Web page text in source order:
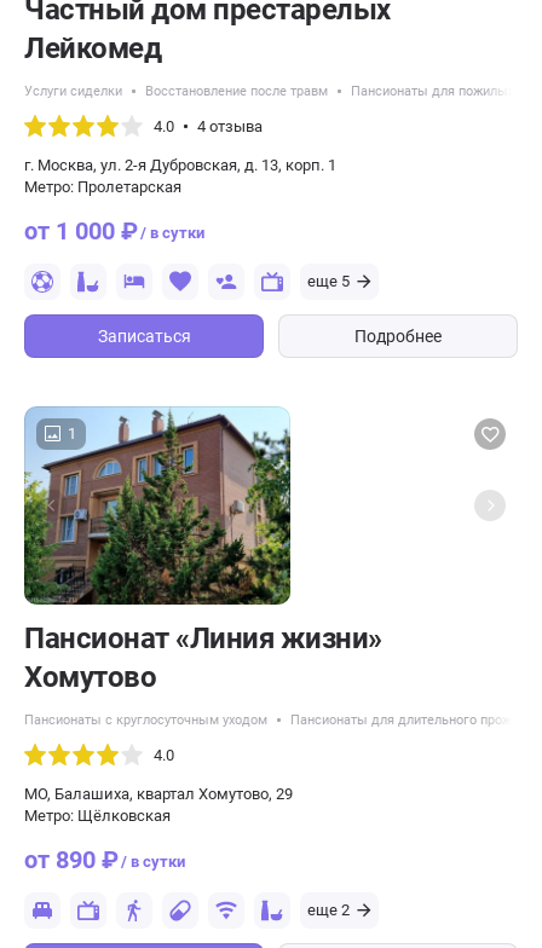
Частный дом престарелых
Лейкомед
Услуги сиделки Восстановление после травм Пансионаты для пожилых с
4.0 4 отзыва
г. Москва, ул. 2-я Дубровская, д. 13, корп. 1
Метро: Пролетарская
от 1 000 ₽/ в сутки
еще 5
Записаться Подробнее
1
Пансионат «Линия жизни»
Хомутово
Пансионаты с круглосуточным уходом Пансионаты для длительного
4.0
МО, Балашиха, квартал Хомутово, 29
Метро: Щёлковская
от 890 ₽/ в сутки
еще 2